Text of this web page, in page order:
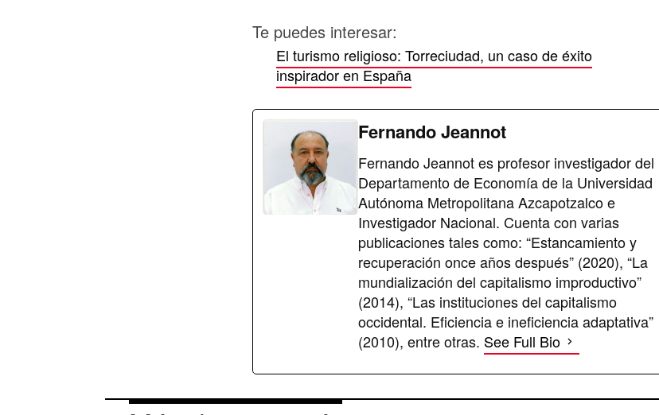
Te puedes interesar:
El turismo religioso: Torreciudad, un caso de éxito
inspirador en España
Fernando Jeannot
Fernando Jeannot es profesor investigador del
Departamento de Economía de la Universidad
Autónoma Metropolitana Azcapotzalco e
Investigador Nacional. Cuenta con varias
publicaciones tales como: “Estancamiento y
recuperación once años después” (2020), “La
mundialización del capitalismo improductivo”
(2014), “Las instituciones del capitalismo
occidental. Eficiencia e ineficiencia adaptativa”
(2010), entre otras. See Full Bio